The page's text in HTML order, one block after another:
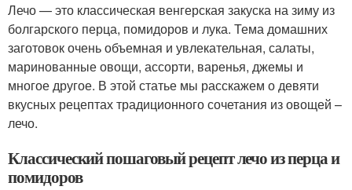
Лечо — это классическая венгерская закуска на зиму из
болгарского перца, помидоров и лука. Тема домашних
заготовок очень объемная и увлекательная, салаты,
маринованные овощи, ассорти, варенья, джемы и
многое другое. В этой статье мы расскажем о девяти
вкусных рецептах традиционного сочетания из овощей –
лечо.
Классический пошаговый рецепт лечо из перца и
помидоров